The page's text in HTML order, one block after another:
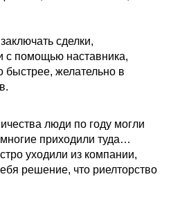
сделки,
с помощью наставника,
быстрее, желательно в
люди по году могли
приходили туда…
уходили из компании,
решение, что риелторство